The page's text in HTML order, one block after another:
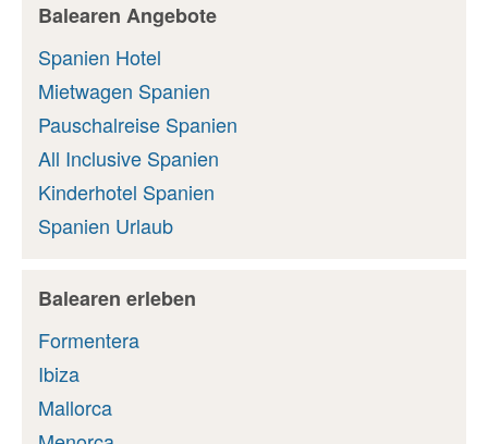
Balearen Angebote
Spanien Hotel
Mietwagen Spanien
Pauschalreise Spanien
All Inclusive Spanien
Kinderhotel Spanien
Spanien Urlaub
Balearen erleben
Formentera
Ibiza
Mallorca